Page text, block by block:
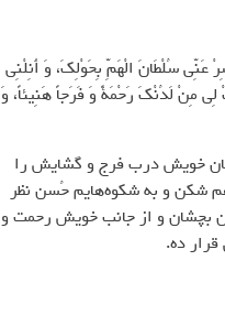
عَنِّي سُلْطَانَ الْهَمِّ بِحَوْلِكَ، وَ أَنِلْنِي
مِنْ لَدُنْكَ رَحْمَةً وَ فَرَجاً هَنِيئاً، وَ
خویش درب فرج و گشایش را
شکن و به شکوه‌هایم حُسن نظر
بچشان و از جانب خویش رحمت و
ده.